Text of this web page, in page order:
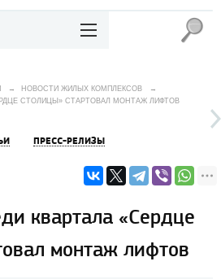
→ НОВОСТИ ЖИЛЫХ КОМПЛЕКСОВ
→
СТОЛИЦЫ» СТАРТОВАЛ МОНТАЖ ЛИФТОВ
ПРЕСС-РЕЛИЗЫ
квартала «Сердце
монтаж лифтов